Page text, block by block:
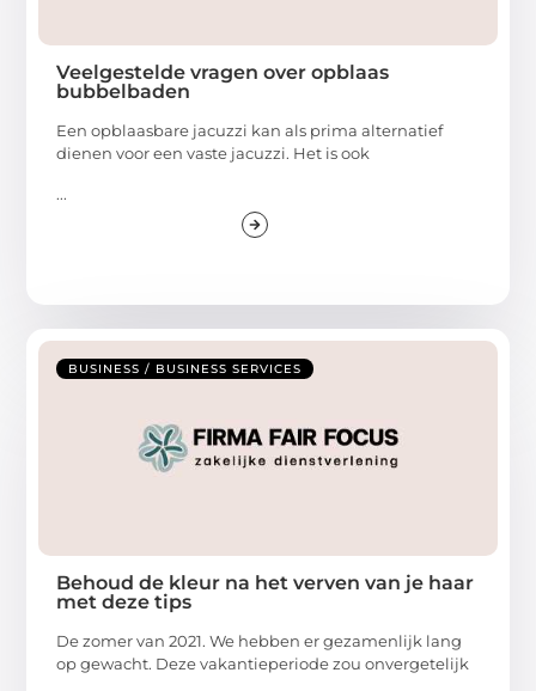
Veelgestelde vragen over opblaas
bubbelbaden
Een opblaasbare jacuzzi kan als prima alternatief
dienen voor een vaste jacuzzi. Het is ook
...
BUSINESS / BUSINESS SERVICES
Behoud de kleur na het verven van je haar
met deze tips
De zomer van 2021. We hebben er gezamenlijk lang
op gewacht. Deze vakantieperiode zou onvergetelijk